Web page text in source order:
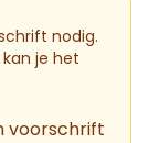
nodig.
je het
voorschrift